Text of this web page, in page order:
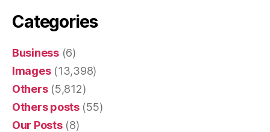
Categories
Business(6)
Images(13,398)
Others(5,812)
Others posts(55)
Our Posts(8)